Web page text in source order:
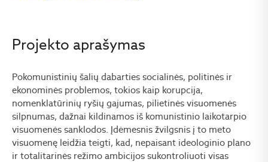
Projekto aprašymas
Pokomunistinių šalių dabarties socialinės, politinės ir
ekonominės problemos, tokios kaip korupcija,
nomenklatūrinių ryšių gajumas, pilietinės visuomenės
silpnumas, dažnai kildinamos iš komunistinio laikotarpio
visuomenės sanklodos. Įdėmesnis žvilgsnis į to meto
visuomenę leidžia teigti, kad, nepaisant ideologinio plano
ir totalitarinės režimo ambicijos sukontroliuoti visas